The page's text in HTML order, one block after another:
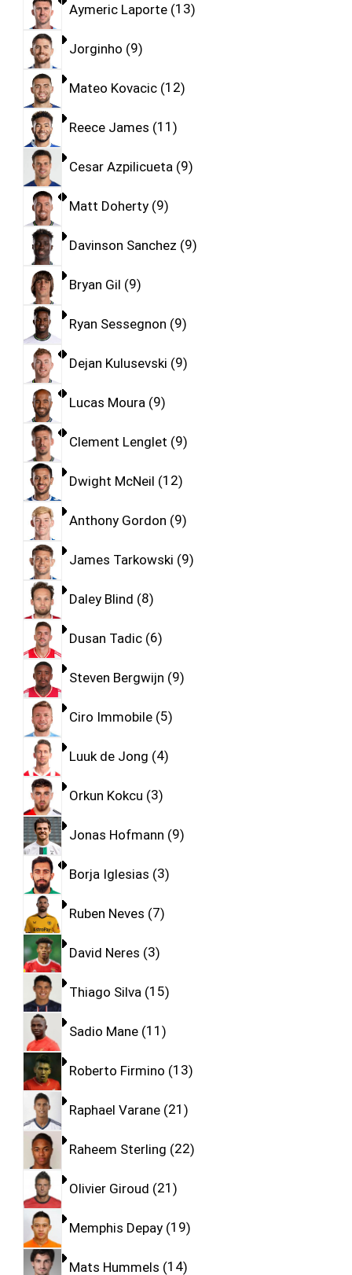
Aymeric Laporte 13
Jorginho 9
Mateo Kovacic 12
Reece James 11
Cesar Azpilicueta 9
Matt Doherty 9
Davinson Sanchez 9
Bryan Gil 9
Ryan Sessegnon 9
Dejan Kulusevski 9
Lucas Moura 9
Clement Lenglet 9
Dwight McNeil 12
Anthony Gordon 9
James Tarkowski 9
Daley Blind 8
Dusan Tadic 6
Steven Bergwijn 9
Ciro Immobile 5
Luuk de Jong 4
Orkun Kokcu 3
Jonas Hofmann 9
Borja Iglesias 3
Ruben Neves 7
David Neres 3
Thiago Silva 15
Sadio Mane 11
Roberto Firmino 13
Raphael Varane 21
Raheem Sterling 22
Olivier Giroud 21
Memphis Depay 19
Mats Hummels 14